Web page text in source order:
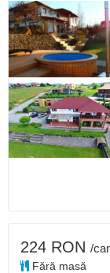
224 RON /
Fără masă